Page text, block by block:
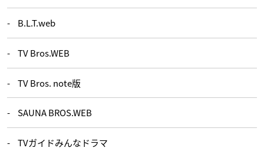
B.L.T.web
TV Bros.WEB
TV Bros. note版
SAUNA BROS.WEB
TVガイドみんなドラマ